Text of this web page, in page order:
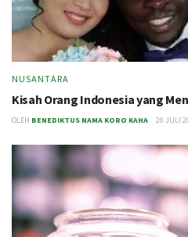
NUSANTARA
Kisah Orang Indonesia yang
OLEH BENEDIKTUS NAMA KORO KAHA 20 JULI